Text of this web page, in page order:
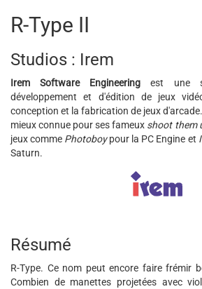
R-Type II
Studios : Irem
Irem Software Engineering est une
développement et d'édition de jeux
conception et la fabrication de jeux
mieux connue pour ses fameux shoot them
jeux comme Photoboypour la PC Engine et
Saturn.
Résumé
R-Type. Ce nom peut encore faire frémir
Combien de manettes projetées avec